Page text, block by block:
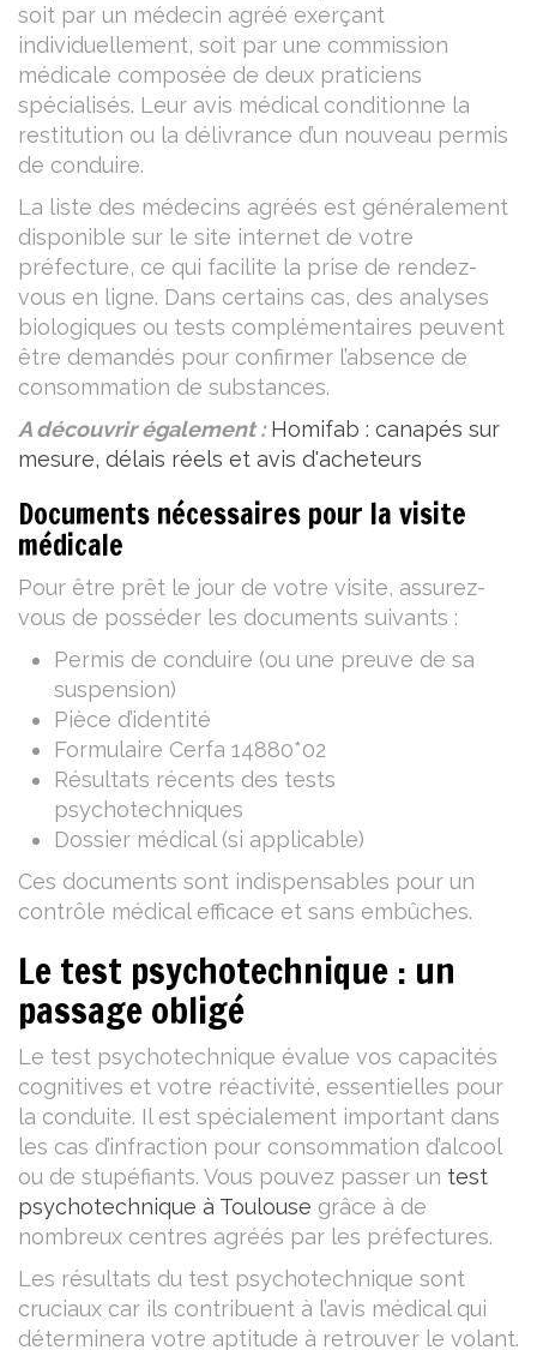
soit par un médecin agréé exerçant
individuellement, soit par une commission
médicale composée de deux praticiens
spécialisés. Leur avis médical conditionne la
restitution ou la délivrance d’un nouveau permis
de conduire.
La liste des médecins agréés est généralement
disponible sur le site internet de votre
préfecture, ce qui facilite la prise de rendez-
vous en ligne. Dans certains cas, des analyses
biologiques ou tests complémentaires peuvent
être demandés pour confirmer l’absence de
consommation de substances.
A découvrir également : Homifab : canapés sur
mesure, délais réels et avis d'acheteurs
Documents nécessaires pour la visite
médicale
Pour être prêt le jour de votre visite, assurez-
vous de posséder les documents suivants :
Permis de conduire (ou une preuve de sa
suspension)
Pièce d’identité
Formulaire Cerfa 14880*02
Résultats récents des tests
psychotechniques
Dossier médical (si applicable)
Ces documents sont indispensables pour un
contrôle médical efficace et sans embûches.
Le test psychotechnique : un
passage obligé
Le test psychotechnique évalue vos capacités
cognitives et votre réactivité, essentielles pour
la conduite. Il est spécialement important dans
les cas d’infraction pour consommation d’alcool
ou de stupéfiants. Vous pouvez passer un test
psychotechnique à Toulouse grâce à de
nombreux centres agréés par les préfectures.
Les résultats du test psychotechnique sont
cruciaux car ils contribuent à l’avis médical qui
déterminera votre aptitude à retrouver le volant.